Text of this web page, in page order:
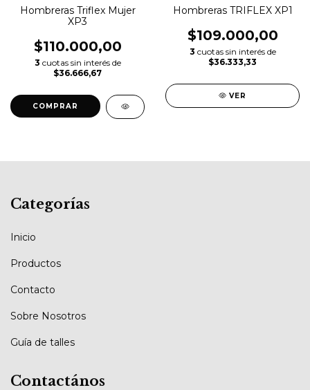
Hombreras Triflex Mujer
XP3
$110.000,00
3 cuotas sin interés de
$36.666,67
COMPRAR
Hombreras TRIFLEX XP1
$109.000,00
3 cuotas sin interés de
$36.333,33
VER
Categorías
Inicio
Productos
Contacto
Sobre Nosotros
Guía de talles
Contactános